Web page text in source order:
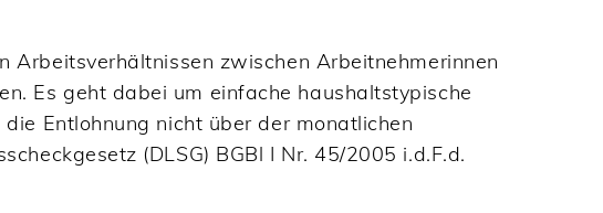
Arbeitsverhältnissen zwischen Arbeitnehmerinnen
Es geht dabei um einfache haushaltstypische
Entlohnung nicht über der monatlichen
(DLSG) BGBl I Nr. 45/2005 i.d.F.d.